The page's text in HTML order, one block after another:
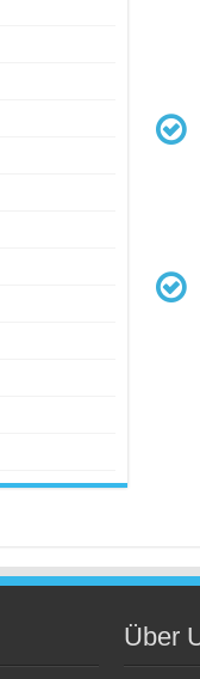
Über